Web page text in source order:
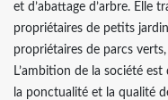
et d’abattage d’arbre. Elle
propriétaires de petits
propriétaires de parcs
L’ambition de la société
la ponctualité et la qualité